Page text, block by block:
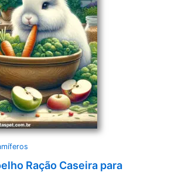
Ração Caseira para